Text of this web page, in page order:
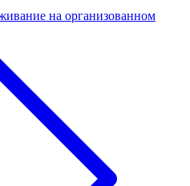
на организованном